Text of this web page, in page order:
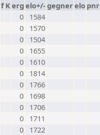
f Kerg elo+/-gegnerelo pnr
0
1584
0
1570
0
1504
0
1655
0
1610
0
1814
0
1766
0
1698
0
1706
0
1711
0
1722